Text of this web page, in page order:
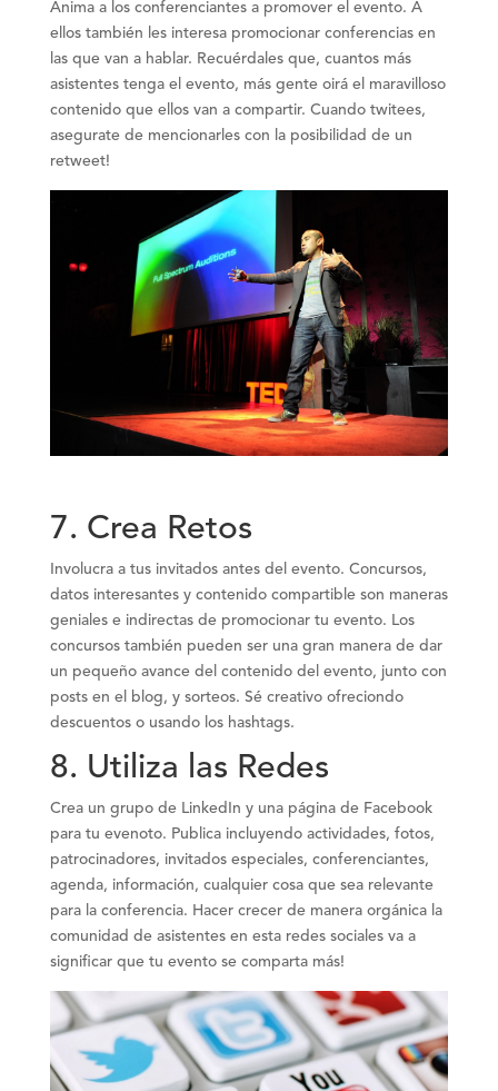
Anima a los conferenciantes a promover el evento. A
ellos también les interesa promocionar conferencias en
las que van a hablar. Recuérdales que, cuantos más
asistentes tenga el evento, más gente oirá el maravilloso
contenido que ellos van a compartir. Cuando twitees,
asegurate de mencionarles con la posibilidad de un
retweet!
7. Crea Retos
Involucra a tus invitados antes del evento. Concursos,
datos interesantes y contenido compartible son maneras
geniales e indirectas de promocionar tu evento. Los
concursos también pueden ser una gran manera de dar
un pequeño avance del contenido del evento, junto con
posts en el blog, y sorteos. Sé creativo ofreciondo
descuentos o usando los hashtags.
8. Utiliza las Redes
Crea un grupo de LinkedIn y una página de Facebook
para tu evenoto. Publica incluyendo actividades, fotos,
patrocinadores, invitados especiales, conferenciantes,
agenda, información, cualquier cosa que sea relevante
para la conferencia. Hacer crecer de manera orgánica la
comunidad de asistentes en esta redes sociales va a
significar que tu evento se comparta más!